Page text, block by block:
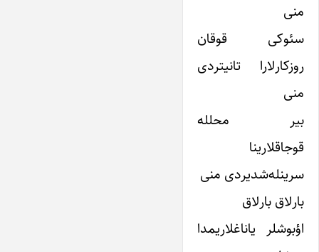
منى
سئوکى قوقان
روزکارلارا تانیتردى
منى
بیر محلله
قوجاقلارینا
سرینله‌شدیردى منى
بارلاق بارلاق
اؤبوشلر یاناغلاریمدا